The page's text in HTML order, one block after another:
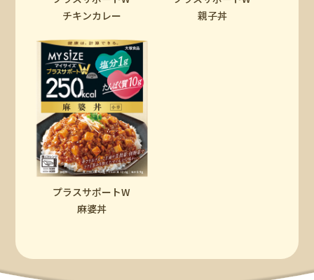
チキンカレー
親子丼
プラスサポートW
麻婆丼